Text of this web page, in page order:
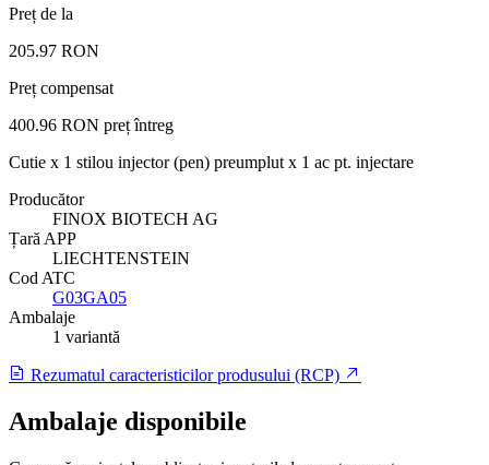
Preț de la
205.97 RON
Preț compensat
400.96 RON preț întreg
Cutie x 1 stilou injector (pen) preumplut x 1 ac pt. injectare
Producător
FINOX BIOTECH AG
Țară APP
LIECHTENSTEIN
Cod ATC
G03GA05
Ambalaje
1 variantă
Rezumatul caracteristicilor produsului (RCP)
Ambalaje disponibile